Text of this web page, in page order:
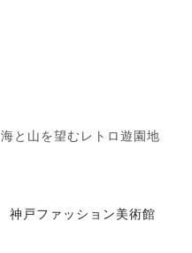
海と山を望むレトロ遊園地
神戸ファッション美術館